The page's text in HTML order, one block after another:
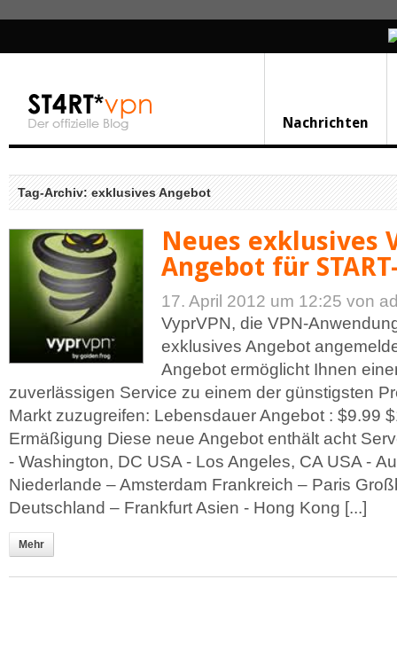
Nachrichten
Tag-Archiv: exklusives Angebot
Neues exklusives
Angebot für
17. April 2012 um 12:25 von
VyprVPN, die VPN-
exklusives Angebot
Angebot ermöglicht Ihnen
zuverlässigen Service zu einem der günstigsten
Markt zuzugreifen: Lebensdauer Angebot : $9.99
Ermäßigung Diese neue Angebot enthält acht
- Washington, DC USA - Los Angeles, CA USA -
Niederlande – Amsterdam Frankreich – Paris
Deutschland – Frankfurt Asien - Hong Kong [...]
Mehr